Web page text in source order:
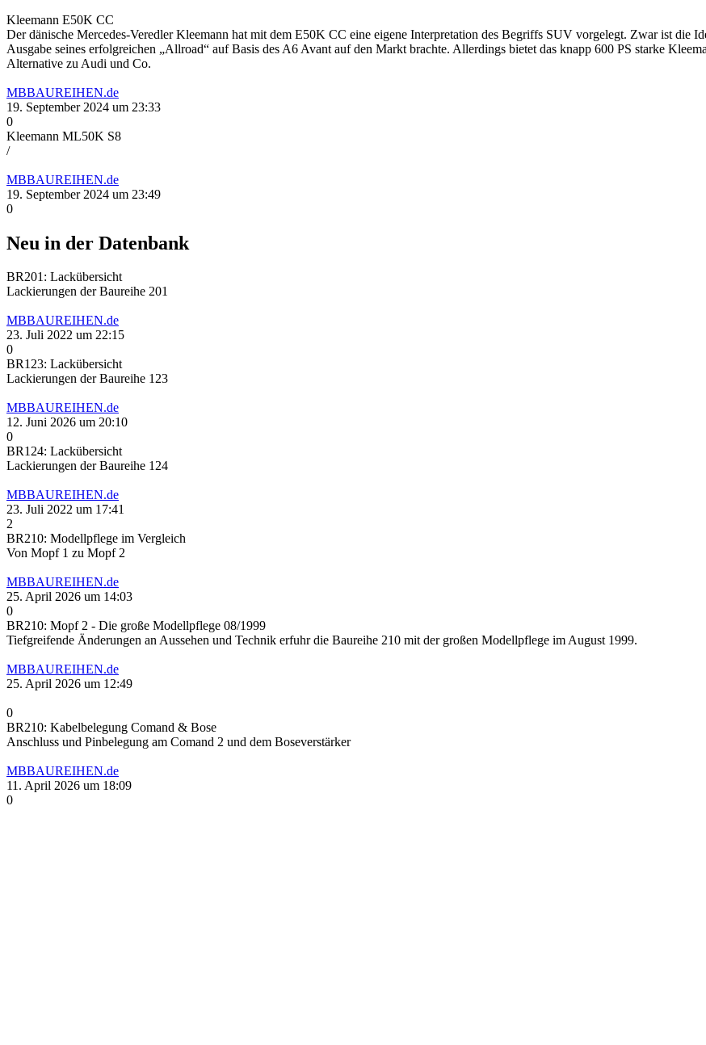
Kleemann E50K CC
Der dänische Mercedes-Veredler Kleemann hat mit dem E50K CC eine eigene Interpretation des Begriffs SUV vorgelegt. Zwar ist die
Ausgabe seines erfolgreichen „Allroad“ auf Basis des A6 Avant auf den Markt brachte. Allerdings bietet das knapp 600 PS starke
Alternative zu Audi und Co.
MBBAUREIHEN.de
19. September 2024 um 23:33
0
Kleemann ML50K S8
/
MBBAUREIHEN.de
19. September 2024 um 23:49
0
Neu in der Datenbank
BR201: Lackübersicht
Lackierungen der Baureihe 201
MBBAUREIHEN.de
23. Juli 2022 um 22:15
0
BR123: Lackübersicht
Lackierungen der Baureihe 123
MBBAUREIHEN.de
12. Juni 2026 um 20:10
0
BR124: Lackübersicht
Lackierungen der Baureihe 124
MBBAUREIHEN.de
23. Juli 2022 um 17:41
2
BR210: Modellpflege im Vergleich
Von Mopf 1 zu Mopf 2
MBBAUREIHEN.de
25. April 2026 um 14:03
0
BR210: Mopf 2 - Die große Modellpflege 08/1999
Tiefgreifende Änderungen an Aussehen und Technik erfuhr die Baureihe 210 mit der großen Modellpflege im August 1999.
MBBAUREIHEN.de
25. April 2026 um 12:49
0
BR210: Kabelbelegung Comand & Bose
Anschluss und Pinbelegung am Comand 2 und dem Boseverstärker
MBBAUREIHEN.de
11. April 2026 um 18:09
0